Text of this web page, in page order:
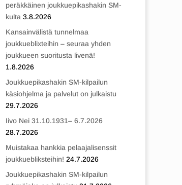
peräkkäinen joukkuepikashakin SM-
kulta 3.8.2026
Kansainvälistä tunnelmaa
joukkueblixteihin – seuraa yhden
joukkueen suoritusta livenä!
1.8.2026
Joukkuepikashakin SM-kilpailun
käsiohjelma ja palvelut on julkaistu
29.7.2026
Iivo Nei 31.10.1931– 6.7.2026
28.7.2026
Muistakaa hankkia pelaajalisenssit
joukkuebliksteihin! 24.7.2026
Joukkuepikashakin SM-kilpailun